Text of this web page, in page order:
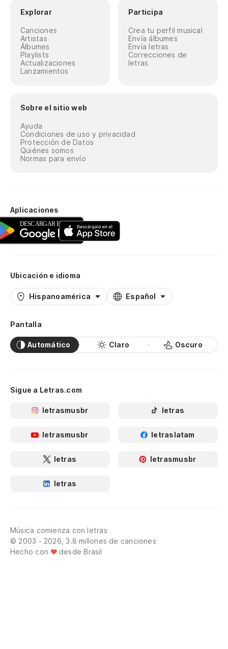
Explorar
Canciones
Artistas
Álbumes
Playlists
Actualizaciones
Lanzamientos
Participa
Crea tu perfil musical
Envía álbumes
Envía letras
Correcciones de
letras
Sobre el sitio web
Ayuda
Condiciones de uso y privacidad
Protección de Datos
Quiénes somos
Normas para envío
Aplicaciones
Ubicación e idioma
Hispanoamérica Español
Pantalla
Automático Claro Oscuro
Sigue a Letras.com
letrasmusbr letras
letrasmusbr letraslatam
letras letrasmusbr
letras
Música comienza con letras
© 2003 - 2026, 3.8 millones de canciones
Hecho con
desde Brasil